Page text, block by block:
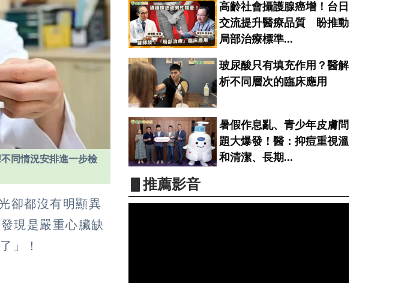
同情況安排進一步檢
卻都沒有明顯異
現是嚴重心臟缺
」！
高齡社會攝護腺癌增！台日
交流提升醫療品質 盼推動
局部治療標準...
玻尿酸只有填充作用？醫解
析不同層次的臨床應用
暑假作息亂、青少年皮膚問
題大爆發！醫：抑痘重視溫
和清潔、長期...
▋推薦影音